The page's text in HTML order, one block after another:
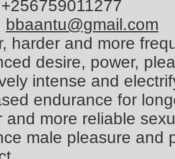
bbaantu@gmail.com
harder and more
desire, power,
intense and
endurance for
and more reliable
male pleasure and